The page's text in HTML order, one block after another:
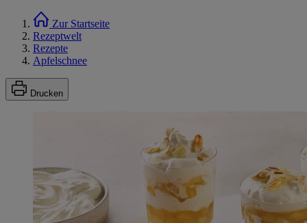
Zur Startseite
Rezeptwelt
Rezepte
Apfelschnee
Drucken